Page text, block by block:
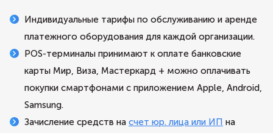
Индивидуальные тарифы по обслуживанию и аренде
платежного оборудования для каждой организации.
POS-терминалы принимают к оплате банковские
карты Мир, Виза, Мастеркард + можно оплачивать
покупки смартфонами с приложением Apple, Android,
Samsung.
Зачисление средств на счет юр. лица или ИП на